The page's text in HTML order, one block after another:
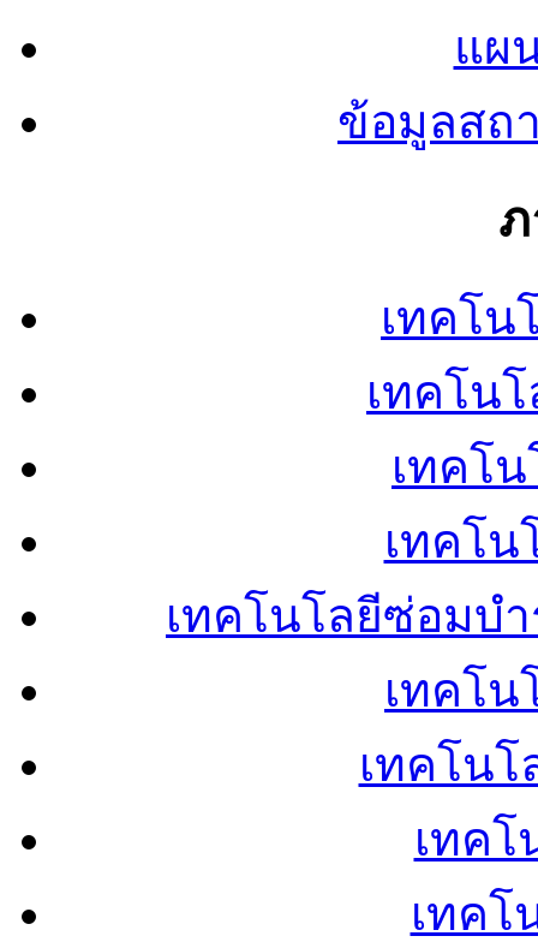
แผ
ข้อมูลสถ
เทคโน
เทคโน
เทคโ
เทคโน
เทคโนโลยีซ่อมบ
เทคโน
เทคโน
เทคโ
เทคโ